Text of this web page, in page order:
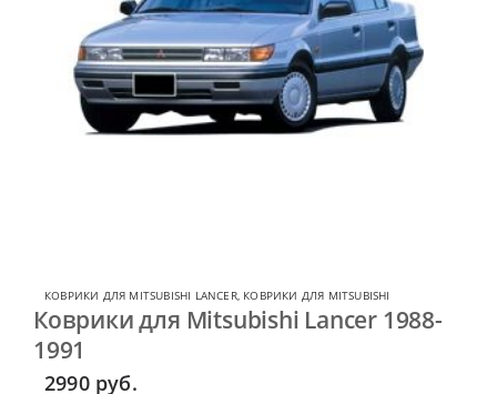
КОВРИКИ ДЛЯ MITSUBISHI LANCER, КОВРИКИ ДЛЯ MITSUBISHI
Коврики для Mitsubishi Lancer 1988-
1991
2990 руб.